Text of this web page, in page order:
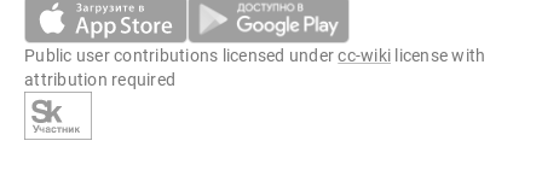
Public user contributions licensed undercc-wiki license with
attribution required